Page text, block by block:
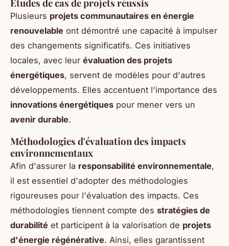
Études de cas de projets réussis
Plusieurs projets communautaires en énergie
renouvelable ont démontré une capacité à impulser
des changements significatifs. Ces initiatives
locales, avec leur évaluation des projets
énergétiques, servent de modèles pour d'autres
développements. Elles accentuent l'importance des
innovations énergétiques pour mener vers un
avenir durable.
Méthodologies d'évaluation des impacts
environnementaux
Afin d'assurer la responsabilité environnementale,
il est essentiel d'adopter des méthodologies
rigoureuses pour l'évaluation des impacts. Ces
méthodologies tiennent compte des stratégies de
durabilité et participent à la valorisation de projets
d'énergie régénérative. Ainsi, elles garantissent